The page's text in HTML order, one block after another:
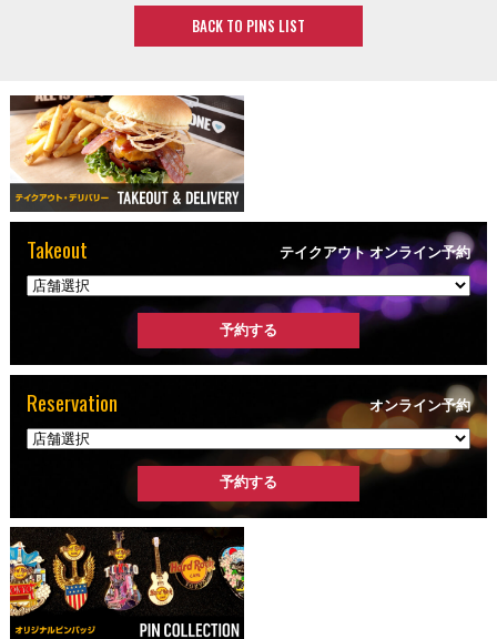
BACK TO PINS LIST
Takeout テイクアウト オンライン予約
Reservation オンライン予約